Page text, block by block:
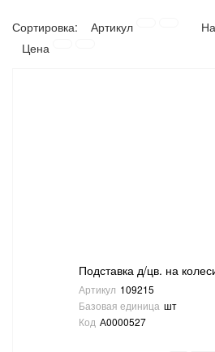
ЛАКОКРАСОЧНЫЕ МАТЕРИАЛЫ
СНЕГОУБОРОЧНЫЙ
СТРЕМЯНКИ,ЛЕСТНИЦЫ
Сортировка: Артикул
Цена
Подставка д/цв. на
Артикул 109215
Базовая единица шт
Код А0000527